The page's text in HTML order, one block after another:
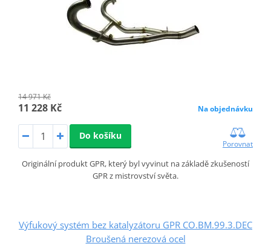
14 971 Kč
11 228 Kč Na objednávku
Do košíku
Porovnat
Originální produkt GPR, který byl vyvinut na základě zkušeností
GPR z mistrovství světa.
Výfukový systém bez katalyzátoru GPR CO.BM.99.3.DEC
Broušená nerezová ocel